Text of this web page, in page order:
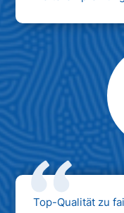
Top-Qualität zu